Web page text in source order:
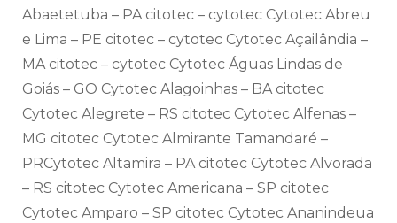
Abaetetuba – PA citotec – cytotec Cytotec Abreu
e Lima – PE citotec – cytotec Cytotec Açailândia –
MA citotec – cytotec Cytotec Águas Lindas de
Goiás – GO Cytotec Alagoinhas – BA citotec
Cytotec Alegrete – RS citotec Cytotec Alfenas –
MG citotec Cytotec Almirante Tamandaré –
PRCytotec Altamira – PA citotec Cytotec Alvorada
– RS citotec Cytotec Americana – SP citotec
Cytotec Amparo – SP citotec Cytotec Ananindeua